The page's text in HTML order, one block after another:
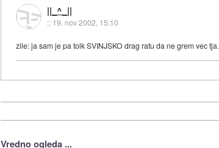
||_^_||
:: 19. nov 2002, 15:10
zile: ja sam je pa tolk SVINJSKO drag ratu da ne grem vec tja.
Vredno ogleda ...